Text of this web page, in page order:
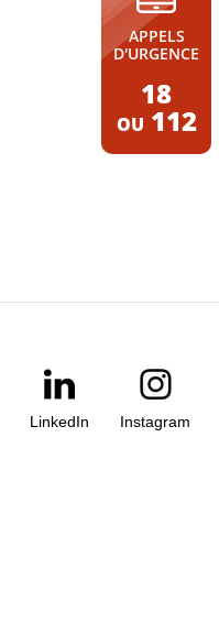
APPELS
D'URGENCE
18
OU 112
LinkedIn Instagram